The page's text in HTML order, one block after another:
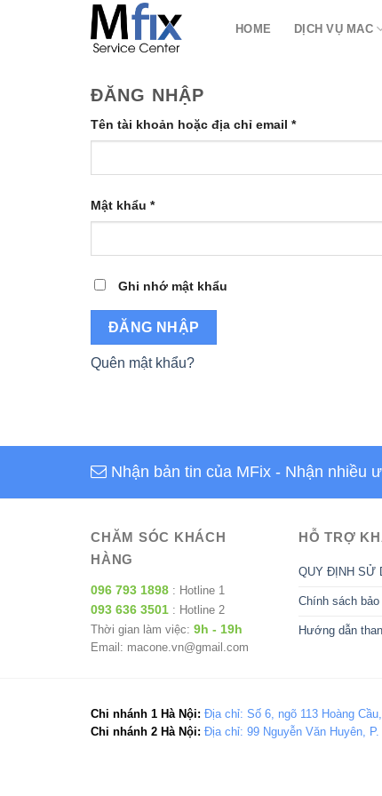
HOME DỊCH VỤ MAC
ĐĂNG NHẬP
Tên tài khoản hoặc địa chỉ email *Bắt
buộc
Mật khẩu *Bắt
buộc
Ghi nhớ mật khẩu
ĐĂNG NHẬP
Quên mật khẩu?
Nhận bản tin của MFix - Nhận nhiều
CHĂM SÓC KHÁCH
HÀNG
096 793 1898 : Hotline 1
093 636 3501 : Hotline 2
Thời gian làm việc: 9h - 19h
Email: macone.vn@gmail.com
HỖ TRỢ
QUY ĐỊNH SỬ
Chính sách
Hướng dẫn
Chi nhánh 1 Hà Nội: Địa chỉ: Số 6, ngõ 113 Hoàng
Chi nhánh 2 Hà Nội: Địa chỉ: 99 Nguyễn Văn Huyên,